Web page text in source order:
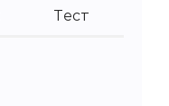
Тест